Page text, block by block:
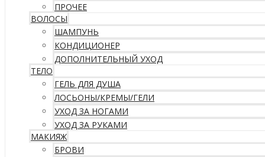
ПРОЧЕЕ
ВОЛОСЫ
ШАМПУНЬ
КОНДИЦИОНЕР
ДОПОЛНИТЕЛЬНЫЙ УХОД
ТЕЛО
ГЕЛЬ ДЛЯ ДУША
ЛОСЬОНЫ/КРЕМЫ/ГЕЛИ
УХОД ЗА НОГАМИ
УХОД ЗА РУКАМИ
МАКИЯЖ
БРОВИ